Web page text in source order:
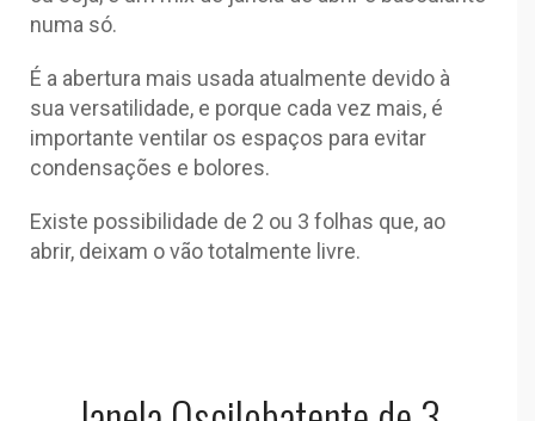
numa só.
É a abertura mais usada atualmente devido à
sua versatilidade, e porque cada vez mais, é
importante ventilar os espaços para evitar
condensações e bolores.
Existe possibilidade de 2 ou 3 folhas que, ao
abrir, deixam o vão totalmente livre.